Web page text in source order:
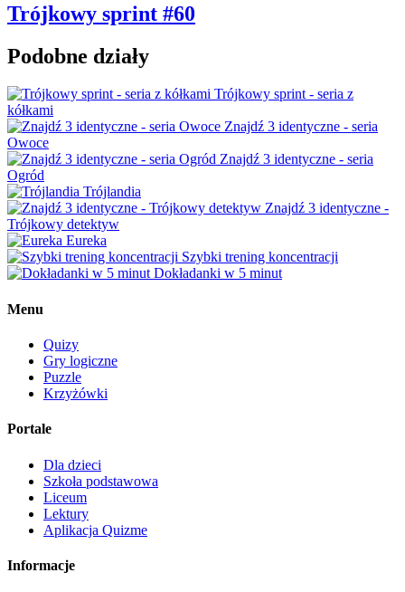
Trójkowy sprint #60
Podobne działy
Trójkowy sprint - seria z
kółkami
Znajdź 3 identyczne - seria
Owoce
Znajdź 3 identyczne - seria
Ogród
Trójlandia
Znajdź 3 identyczne -
Trójkowy detektyw
Eureka
Szybki trening koncentracji
Dokładanki w 5 minut
Menu
Quizy
Gry logiczne
Puzzle
Krzyżówki
Portale
Dla dzieci
Szkoła podstawowa
Liceum
Lektury
Aplikacja Quizme
Informacje